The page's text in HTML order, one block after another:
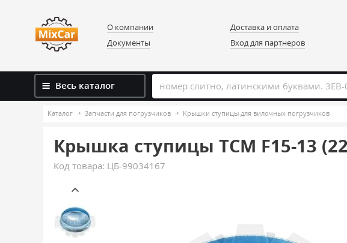
О компании
Документы
Доставка и оплата
Вход для партнеров
Весь каталог
Каталог Запчасти для погрузчиков Крышки ступицы для вилочных погрузчиков
Крышка ступицы TCM F15-13
Код товара: ЦБ-99034167